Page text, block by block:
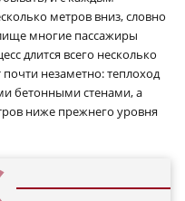
метров вниз, словно
многие пассажиры
длится всего несколько
незаметно: теплоход
бетонными стенами, а
ниже прежнего уровня